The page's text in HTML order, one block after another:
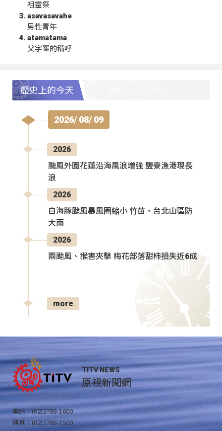
祖靈祭
asavasavahe
男性青年
atamatama
父字輩的稱呼
歷史上的今天
2026/ 08/ 09
2026
颱風外圍花蓮沿海風浪增強 鹽寮漁港現長
浪
2026
白海豚颱風暴風圈縮小 竹苗、台北山區防
大雨
2026
兩颱風、猴害夾擊 梅花部落甜柿損失近6成
more
TITV NEWS
原視新聞網
電話：(02)2788-1600
傳真：(02)2788-1500